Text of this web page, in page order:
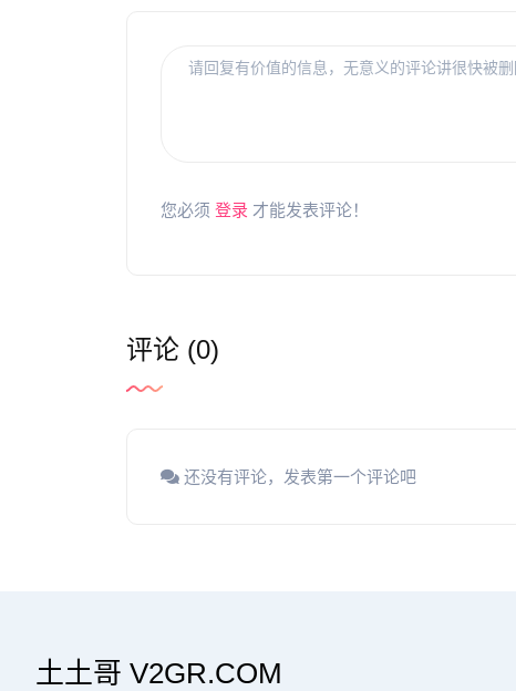
您必须 登录 才能发表评论！
评论 (0)
还没有评论，发表第一个评论吧
土土哥 V2GR.COM